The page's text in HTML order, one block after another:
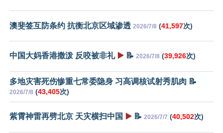
澳斐签互防条约 抗衡北京区域渗透 2026/7/8 (41,597次)
中国大妈香港撒泼 反咬被非礼 ▶️ 📝 2026/7/8 (39,926次)
多地灾害死伤惨重七常委隐身 习高调核试射秀肌肉 📝
2026/7/8 (43,405次)
紫霄神雷再劈北京 天灾横扫中国 ▶️ 📝 2026/7/7 (40,502次)